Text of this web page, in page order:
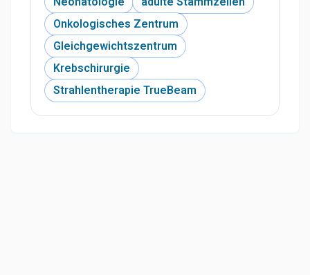
Onkologisches Zentrum
Gleichgewichtszentrum
Krebschirurgie
Strahlentherapie TrueBeam